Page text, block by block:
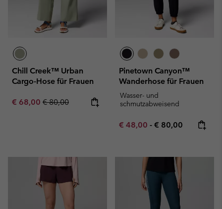
Chill Creek™ Urban
Cargo-Hose für Frauen
Sale price:
€ 68,00 Regular price:
€ 80,00
Pinetown Canyon™
Wanderhose für Frauen
Wasser- und
schmutzabweisend
Minimum sale price:
€ 48,00 - Maximum price:
€ 80,00